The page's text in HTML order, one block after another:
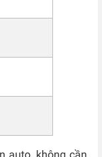
auto, không cần